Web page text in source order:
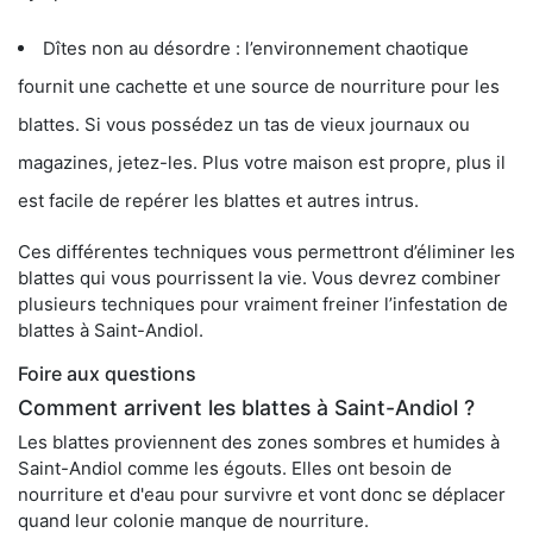
Dîtes non au désordre : l’environnement chaotique
fournit une cachette et une source de nourriture pour les
blattes. Si vous possédez un tas de vieux journaux ou
magazines, jetez-les. Plus votre maison est propre, plus il
est facile de repérer les blattes et autres intrus.
Ces différentes techniques vous permettront d’éliminer les
blattes qui vous pourrissent la vie. Vous devrez combiner
plusieurs techniques pour vraiment freiner l’infestation de
blattes à Saint-Andiol.
Foire aux questions
Comment arrivent les blattes à Saint-Andiol ?
Les blattes proviennent des zones sombres et humides à
Saint-Andiol comme les égouts. Elles ont besoin de
nourriture et d'eau pour survivre et vont donc se déplacer
quand leur colonie manque de nourriture.